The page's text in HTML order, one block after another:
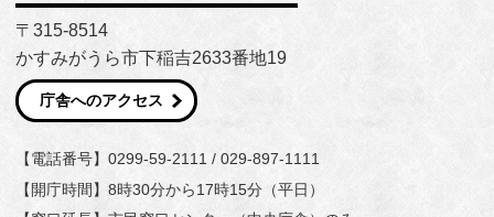
〒315-8514
かすみがうら市下稲吉2633番地19
庁舎へのアクセス
【電話番号】0299-59-2111 / 029-897-1111
【開庁時間】8時30分から17時15分（平日）